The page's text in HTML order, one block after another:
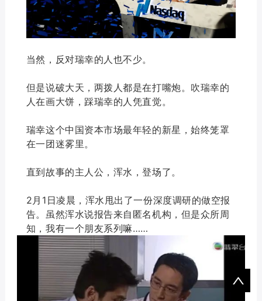
当然，反对瑞幸的人也不少。
但是说破大天，两拨人都是在打嘴炮。吹瑞幸的
人在画大饼，踩瑞幸的人凭直觉。
瑞幸这个中国资本市场最年轻的新星，始终笼罩
在一团迷雾里。
直到故事的主人公，浑水，登场了。
2月1日凌晨，浑水甩出了一份深度调研的做空报
告。虽然浑水说报告来自匿名机构，但是众所周
知，我有一个朋友系列嘛……